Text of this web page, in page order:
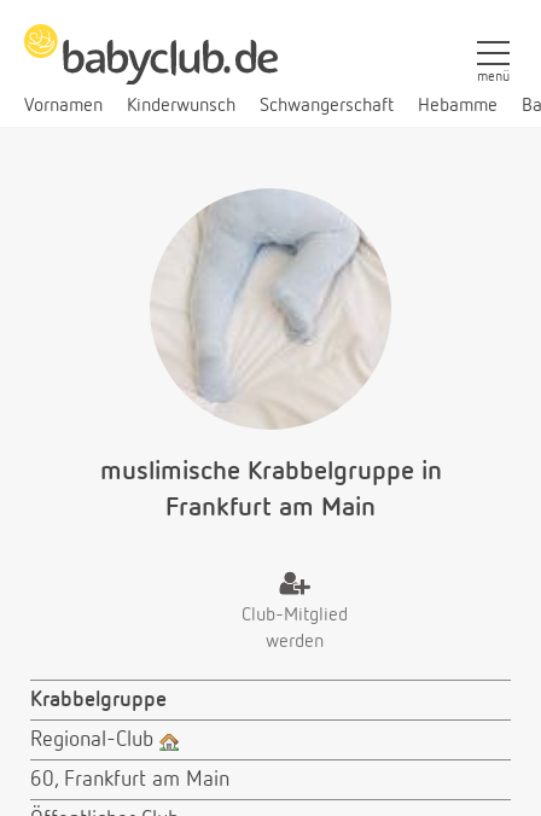
Vornamen Kinderwunsch Schwangerschaft Hebamme
menü
muslimische Krabbelgruppe in
Frankfurt am Main
Club-Mitglied
werden
Krabbelgruppe
Regional-Club
60, Frankfurt am Main